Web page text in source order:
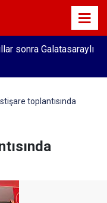
sonra Galatasaraylı
toplantısında